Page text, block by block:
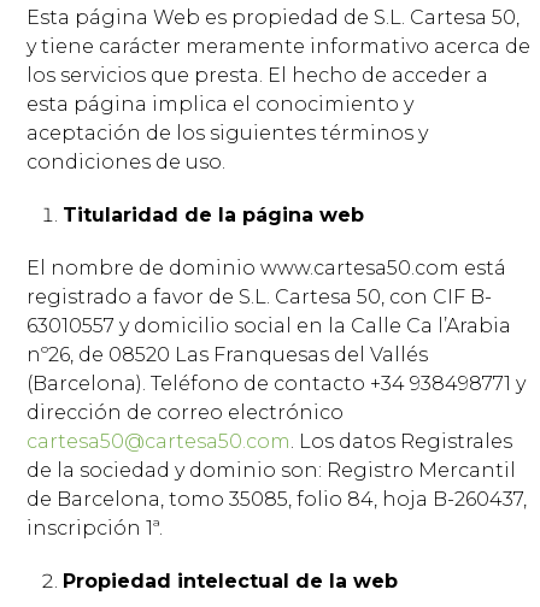
Esta página Web es propiedad de S.L. Cartesa 50,
y tiene carácter meramente informativo acerca de
los servicios que presta. El hecho de acceder a
esta página implica el conocimiento y
aceptación de los siguientes términos y
condiciones de uso.
Titularidad de la página web
El nombre de dominio www.cartesa50.com está
registrado a favor de S.L. Cartesa 50, con CIF B-
63010557 y domicilio social en la Calle Ca l’Arabia
nº26, de 08520 Las Franquesas del Vallés
(Barcelona). Teléfono de contacto +34 938498771 y
dirección de correo electrónico
cartesa50@cartesa50.com. Los datos Registrales
de la sociedad y dominio son: Registro Mercantil
de Barcelona, tomo 35085, folio 84, hoja B-260437,
inscripción 1ª.
Propiedad intelectual de la web